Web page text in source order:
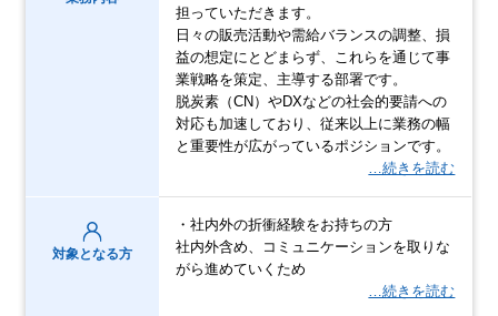
担っていただきます。
日々の販売活動や需給バランスの調整、損
益の想定にとどまらず、これらを通じて事
業戦略を策定、主導する部署です。
脱炭素（CN）やDXなどの社会的要請への
対応も加速しており、従来以上に業務の幅
と重要性が広がっているポジションです。
…続きを読む
対象となる方
・社内外の折衝経験をお持ちの方
社内外含め、コミュニケーションを取りな
がら進めていくため
…続きを読む